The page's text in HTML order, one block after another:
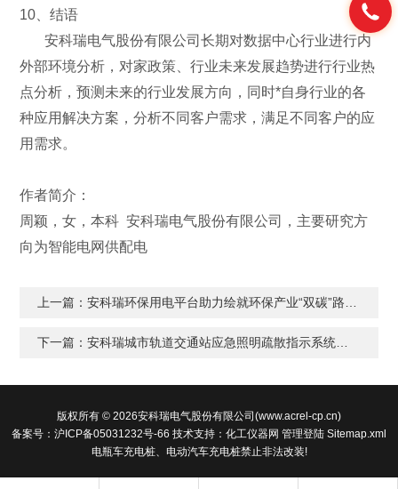
10、结语
安科瑞电气股份有限公司长期对数据中心行业进行内
外部环境分析，对家政策、行业未来发展趋势进行行业热
点分析，预测未来的行业发展方向，同时*自身行业的各
种应用解决方案，分析不同客户需求，满足不同客户的应
用需求。
作者简介：
周颖，女，本科 安科瑞电气股份有限公司，主要研究方
向为智能电网供配电
上一篇：安科瑞环保用电平台助力绘就环保产业“双碳”路线图
下一篇：安科瑞城市轨道交通站应急照明疏散指示系统应用
版权所有 © 2026安科瑞电气股份有限公司(www.acrel-cp.cn)
备案号：沪ICP备05031232号-66 技术支持： 化工仪器网 管理登陆 Sitemap.xml
电瓶车充电桩、电动汽车充电桩禁止非法改装!